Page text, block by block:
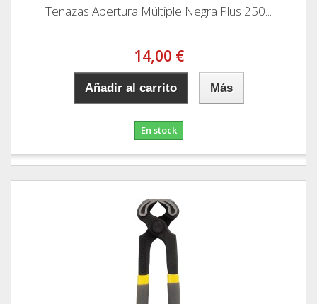
Tenazas Apertura Múltiple Negra Plus 250...
14,00 €
Añadir al carrito Más
En stock